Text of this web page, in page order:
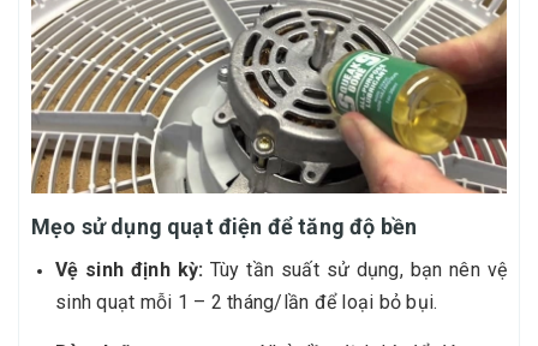
Mẹo sử dụng quạt điện để tăng độ bền
Vệ sinh định kỳ: Tùy tần suất sử dụng, bạn nên vệ
sinh quạt mỗi 1 – 2 tháng/lần để loại bỏ bụi.